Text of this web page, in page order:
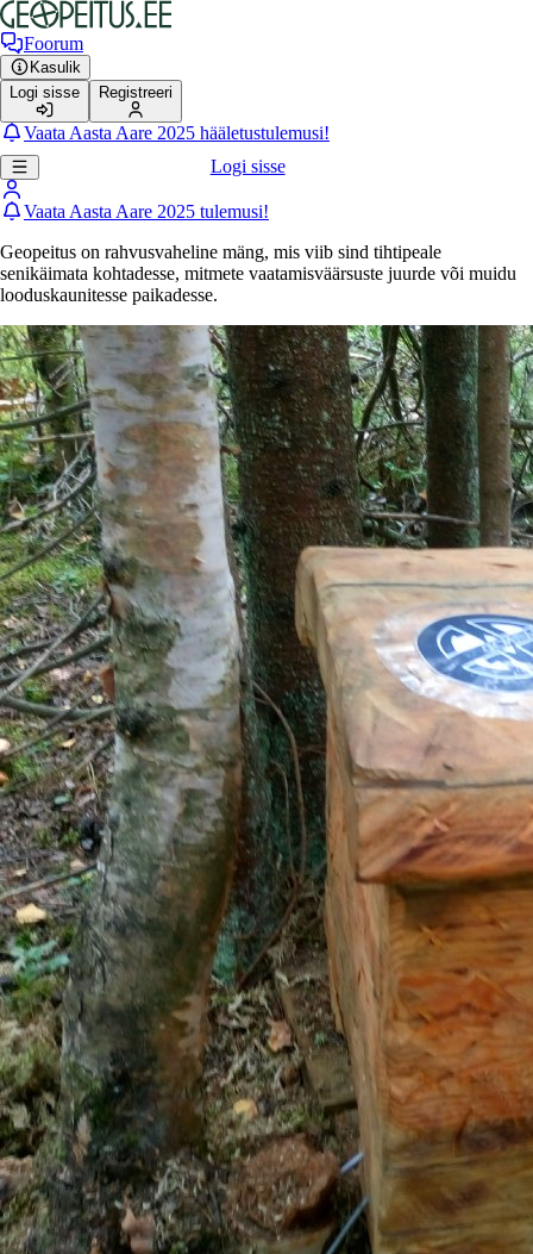
Foorum
Kasulik
Logi sisse
Registreeri
Vaata Aasta Aare 2025 hääletustulemusi!
Logi sisse
Vaata Aasta Aare 2025 tulemusi!
Geopeitus on rahvusvaheline mäng, mis viib sind tihtipeale
senikäimata kohtadesse, mitmete vaatamisväärsuste juurde või muidu
looduskaunitesse paikadesse.